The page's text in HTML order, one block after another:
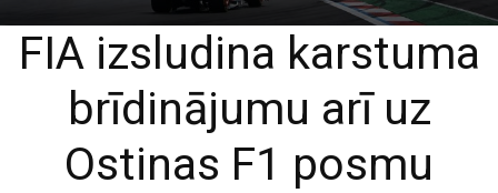
FIA izsludina karstuma
brīdinājumu arī uz
Ostinas F1 posmu